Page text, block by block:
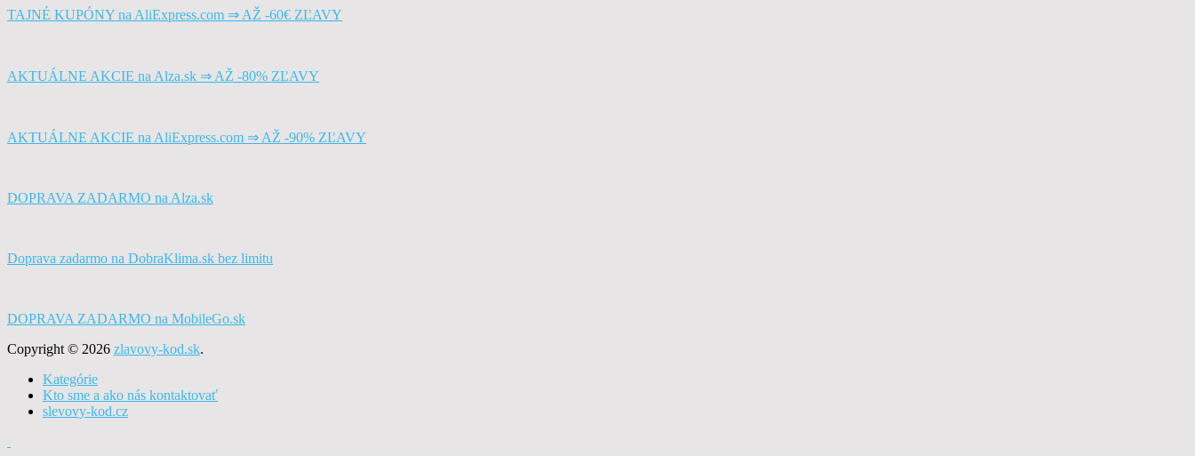
TAJNÉ KUPÓNY na AliExpress.com ⇒ AŽ -60€ ZĽAVY
AKTUÁLNE AKCIE na Alza.sk ⇒ AŽ -80% ZĽAVY
AKTUÁLNE AKCIE na AliExpress.com ⇒ AŽ -90% ZĽAVY
DOPRAVA ZADARMO na Alza.sk
Doprava zadarmo na DobraKlima.sk bez limitu
DOPRAVA ZADARMO na MobileGo.sk
Copyright © 2026 zlavovy-kod.sk.
Kategórie
Kto sme a ako nás kontaktovať
slevovy-kod.cz